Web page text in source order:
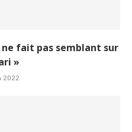
fait pas semblant sur
»
2022